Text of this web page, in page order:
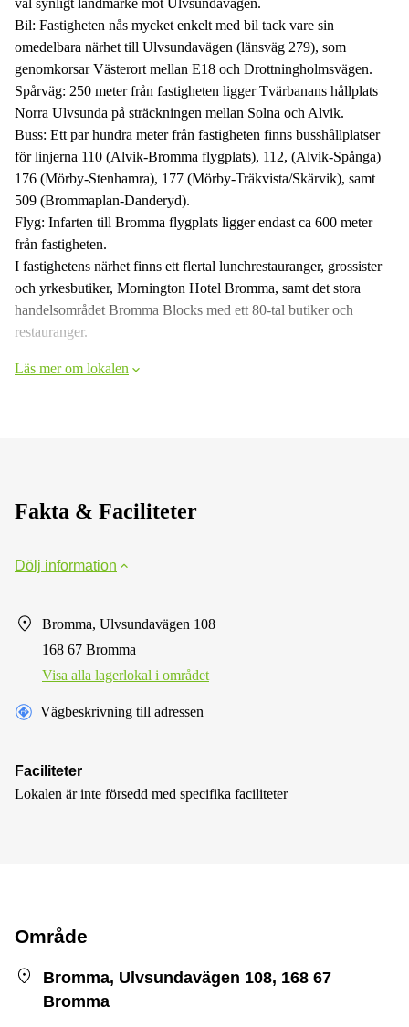
Bil: Fastigheten nås mycket enkelt med bil tack vare sin
omedelbara närhet till Ulvsundavägen (länsväg 279), som
genomkorsar Västerort mellan E18 och Drottningholmsvägen.
Spårväg: 250 meter från fastigheten ligger Tvärbanans hållplats
Norra Ulvsunda på sträckningen mellan Solna och Alvik.
Buss: Ett par hundra meter från fastigheten finns busshållplatser
för linjerna 110 (Alvik-Bromma flygplats), 112, (Alvik-Spånga)
176 (Mörby-Stenhamra), 177 (Mörby-Träkvista/Skärvik), samt
509 (Brommaplan-Danderyd).
Flyg: Infarten till Bromma flygplats ligger endast ca 600 meter
från fastigheten.
I fastighetens närhet finns ett flertal lunchrestauranger, grossister
och yrkesbutiker, Mornington Hotel Bromma, samt det stora
handelsområdet Bromma Blocks med ett 80-tal butiker och
restauranger.
Läs mer om lokalen
Fakta & Faciliteter
Dölj information
Bromma, Ulvsundavägen 108
168 67 Bromma
Visa alla lagerlokal i området
Vägbeskrivning till adressen
Faciliteter
Lokalen är inte försedd med specifika faciliteter
Område
Bromma, Ulvsundavägen 108, 168 67
Bromma